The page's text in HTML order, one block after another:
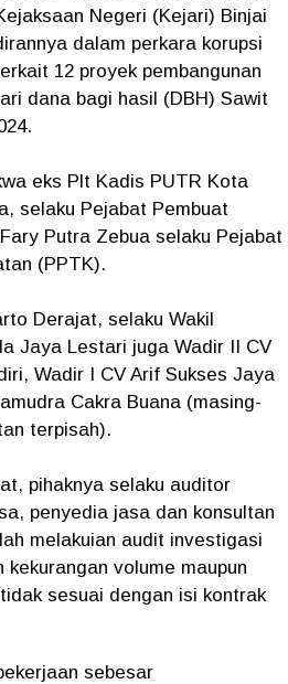
Negeri (Kejari) Binjai
dalam perkara korupsi
12 proyek pembangunan
dana bagi hasil (DBH) Sawit
eks Plt Kadis PUTR Kota
selaku Pejabat Pembuat
Putra Zebua selaku Pejabat
(PPTK).
Derajat, selaku Wakil
Jaya Lestari juga Wadir II CV
Wadir I CV Arif Sukses Jaya
Cakra Buana (masing-
terpisah).
pihaknya selaku auditor
penyedia jasa dan konsultan
melakuian audit investigasi
kekurangan volume maupun
sesuai dengan isi kontrak
sebesar